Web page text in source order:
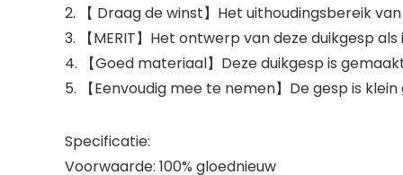
2. 【 Draag de winst】Het uithoudingsbereik
3. 【MERIT】Het ontwerp van deze duikgesp
4. 【Goed materiaal】Deze duikgesp is
5. 【Eenvoudig mee te nemen】De gesp is
Specificatie:
Voorwaarde: 100% gloednieuw